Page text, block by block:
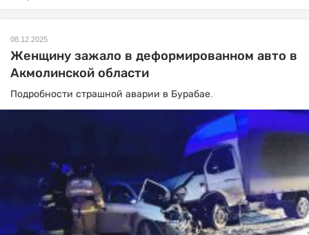
08.12.2025
Женщину зажало в деформированном авто в
Акмолинской области
Подробности страшной аварии в Бурабае.